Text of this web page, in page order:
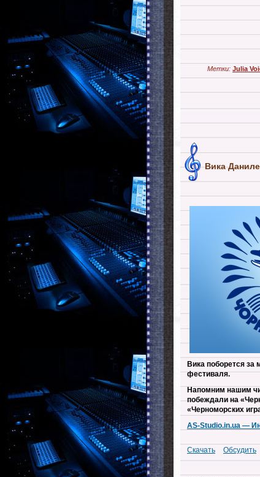
Метки: Julia
Вика
Вика поборется
фестиваля.
Напомним нашим
побеждали на
«Черноморских
AS-Studio.in.ua —
Скачать Обсудить